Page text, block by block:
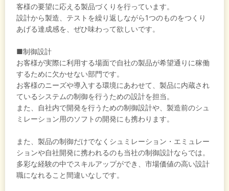
客様の要望に応える製品づくりを行っています。
設計から製造、テストを繰り返しながら1つのものをつくり
あげる達成感を、ぜひ味わって欲しいです。
■制御設計
お客様が実際に利用する場面で自社の製品が希望通りに稼働
するために欠かせない部門です。
お客様のニーズや導入する環境にあわせて、製品に内蔵され
ているシステムの制御を行うための設計を担当。
また、自社内で開発を行うための制御設計や、製造前のシュ
ミレーション用のソフトの開発にも携わります。
また、製品の制御だけでなくシュミレーション・エミュレー
ションや自社開発に携われるのも当社の制御設計ならでは。
多彩な経験の中でスキルアップができ、市場価値の高い設計
職になれること間違いなしです。